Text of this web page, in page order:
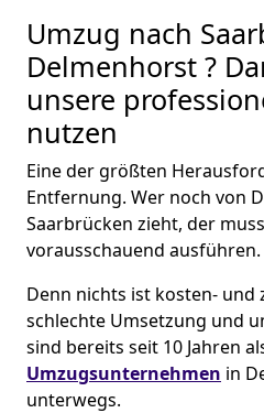
Umzug nach
Delmenhorst ?
unsere
nutzen
Eine der größten
Entfernung. Wer noch von
Saarbrücken zieht, der
vorausschauend ausführen.
Denn nichts ist kosten- und
schlechte Umsetzung und
sind bereits seit 10 Jahren
Umzugsunternehmen in
unterwegs.